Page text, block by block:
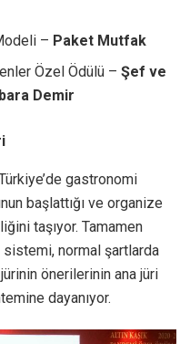
– Paket Mutfak
Özel Ödülü –Şef ve
Demir
gastronomi
başlattığı ve organize
taşıyor. Tamamen
normal şartlarda
önerilerinin ana jüri
dayanıyor.